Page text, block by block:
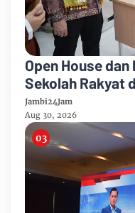
Open House
Sekolah Rakyat
Tekankan
Berbasis
Jambi24Jam
Aug 30, 2026